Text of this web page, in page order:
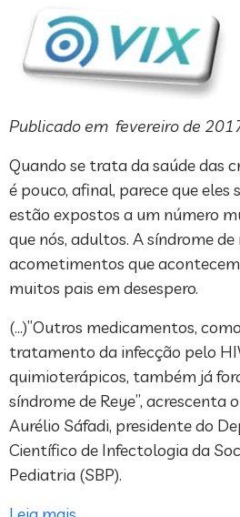
Publicado em fevereiro de
Quando se trata da saúde das
é pouco, afinal, parece que eles
estão expostos a um número
que nós, adultos. A síndrome de
acometimentos que
muitos pais em desespero.
(…)”Outros medicamentos,
tratamento da infecção pelo
quimioterápicos, também já
síndrome de Reye”, acrescenta
Aurélio Sáfadi, presidente do
Científico de Infectologia da
Pediatria (SBP).